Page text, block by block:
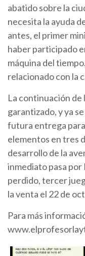
abatido sobre la
necesita la ayuda
antes, el primer
haber participado
máquina del
relacionado con la
La continuación
garantizado, y ya
futura entrega para
elementos en tres
desarrollo de la
inmediato pasa
perdido, tercer
la venta el 22 de
Para más